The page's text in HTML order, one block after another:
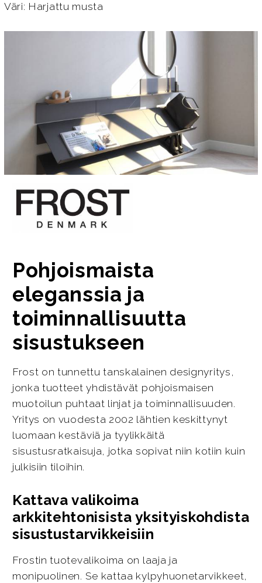
Väri: Harjattu musta
Pohjoismaista
eleganssia ja
toiminnallisuutta
sisustukseen
Frost on tunnettu tanskalainen designyritys,
jonka tuotteet yhdistävät pohjoismaisen
muotoilun puhtaat linjat ja toiminnallisuuden.
Yritys on vuodesta 2002 lähtien keskittynyt
luomaan kestäviä ja tyylikkäitä
sisustusratkaisuja, jotka sopivat niin kotiin kuin
julkisiin tiloihin.
Kattava valikoima
arkkitehtonisista yksityiskohdista
sisustustarvikkeisiin
Frostin tuotevalikoima on laaja ja
monipuolinen. Se kattaa kylpyhuonetarvikkeet,